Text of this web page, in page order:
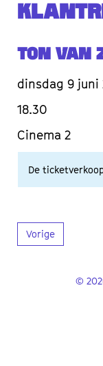
Ton van
dinsdag 9 juni
18.30
Cinema 2
De
Vorige
©